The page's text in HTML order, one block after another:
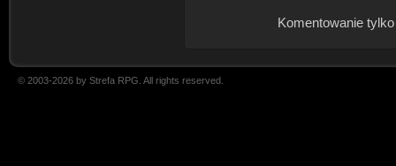
Komentowanie
© 2003-2026 by Strefa RPG. All rights reserved.